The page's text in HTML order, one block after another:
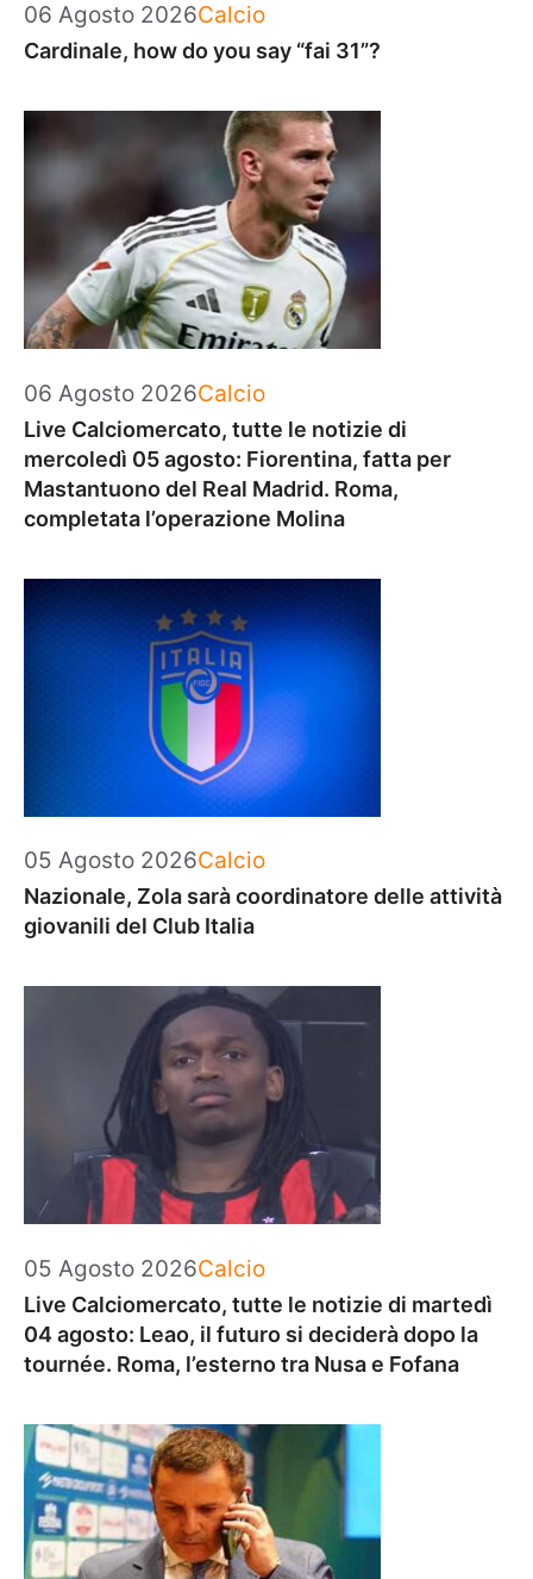
06 Agosto 2026Categorie
Calcio
Cardinale, how do you say “fai 31”?
06 Agosto 2026Categorie
Calcio
Live Calciomercato, tutte le notizie di
mercoledì 05 agosto: Fiorentina, fatta per
Mastantuono del Real Madrid. Roma,
completata l’operazione Molina
05 Agosto 2026Categorie
Calcio
Nazionale, Zola sarà coordinatore delle attività
giovanili del Club Italia
05 Agosto 2026Categorie
Calcio
Live Calciomercato, tutte le notizie di martedì
04 agosto: Leao, il futuro si deciderà dopo la
tournée. Roma, l’esterno tra Nusa e Fofana